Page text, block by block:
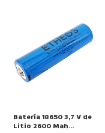
Batería 18650 3,7 V de
Litio 2600 Mah